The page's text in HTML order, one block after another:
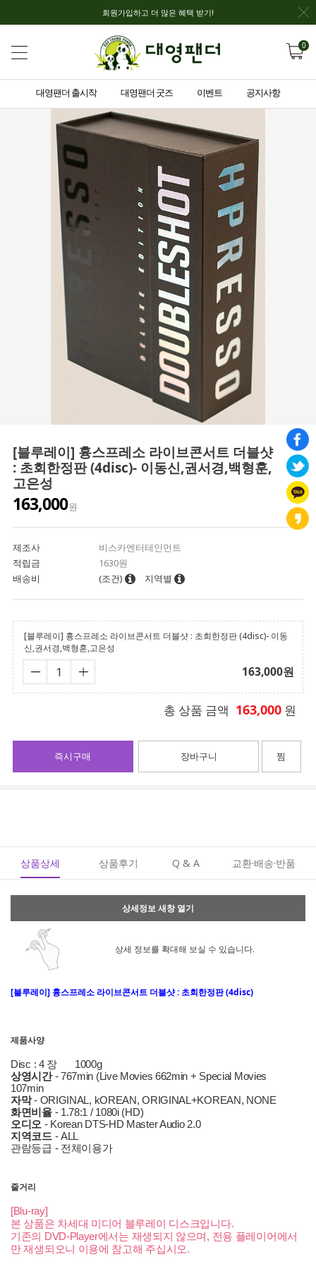
회원가입하고 더 많은 혜택 받기!
0
대영팬더 출시작 대영팬더 굿즈 이벤트 공지사항
[블루레이] 흉스프레소 라이브콘서트 더블샷
: 초회한정판 (4disc)- 이동신,권서경,백형훈,
고은성
163,000원
제조사
비스카엔터테인먼트
적립금
1630원
배송비
(조건) 지역별
[블루레이] 흉스프레소 라이브콘서트 더블샷 : 초회한정판 (4disc)- 이동
신,권서경,백형훈,고은성
163,000원
총 상품 금액 163,000 원
장바구니
즉시구매 찜
상품상세 상품후기 Q & A 교환·배송·반품
상세정보 새창 열기
상세 정보를 확대해 보실 수 있습니다.
[블루레이] 흉스프레소 라이브콘서트 더블샷 : 초회한정판 (4disc)
제품사양
Disc : 4 장
1000g
상영시간- 767min (Live Movies 662min + Special Movies
107min
자막- ORIGINAL, kOREAN, ORIGINAL+KOREAN, NONE
화면비율- 1.78:1 / 1080i (HD)
오디오 - Korean DTS-HD Master Audio 2.0
지역코드- ALL
관람등급 - 전체이용가
줄거리
[Blu-ray]
본 상품은 차세대 미디어 블루레이 디스크입니다.
기존의 DVD-Player에서는 재생되지 않으며, 전용 플레이어에서
만 재생되오니 이용에 참고해 주십시오.